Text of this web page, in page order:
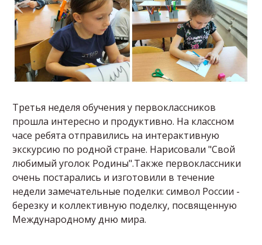
Третья неделя обучения у первоклассников
прошла интересно и продуктивно. На классном
часе ребята отправились на интерактивную
экскурсию по родной стране. Нарисовали "Свой
любимый уголок Родины".Также первоклассники
очень постарались и изготовили в течение
недели замечательные поделки: символ России -
березку и коллективную поделку, посвященную
Международному дню мира.